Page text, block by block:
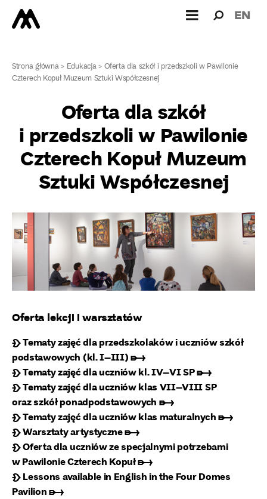
dla: EN
Strona główna> Edukacja>Oferta dla szkół i przedszkoli w Pawilonie
Czterech Kopuł Muzeum Sztuki Współczesnej
Oferta dla szkół
i przedszkoli w Pawilonie
Czterech Kopuł Muzeum
Sztuki Współczesnej
Oferta lekcji i warsztatów
❧ Tematy zajęć dla przedszkolaków i uczniów szkół
podstawowych (kl. I–III) ➸
❧ Tematy zajęć dla uczniów kl. IV–VI SP ➸
❧ Tematy zajęć dla uczniów klas VII–VIII SP
oraz szkół ponadpodstawowych ➸
❧ Tematy zajęć dla uczniów klas maturalnych ➸
❧ Warsztaty artystyczne ➸
❧ Oferta dla uczniów ze specjalnymi potrzebami
w Pawilonie Czterech Kopuł ➸
❧ Lessons available in English in the Four Domes
Pavilion ➸